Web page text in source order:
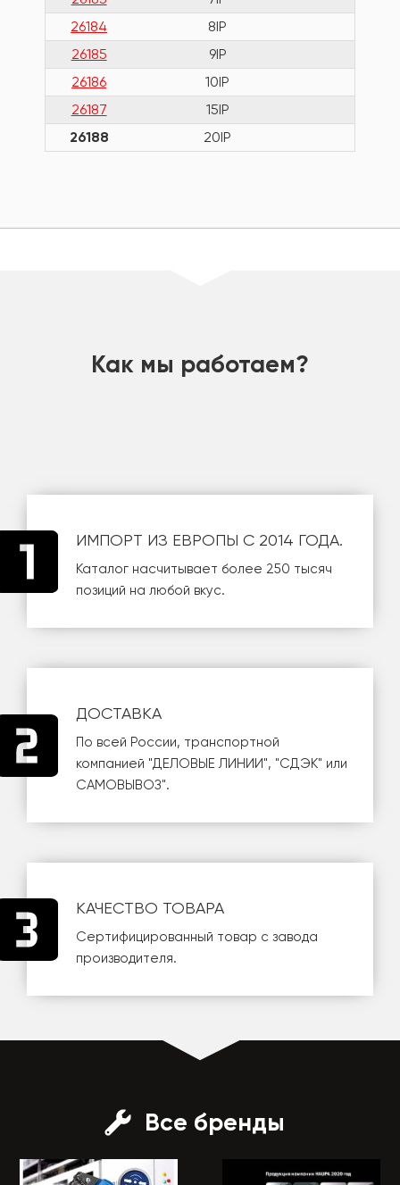
26184
8IP
26185
9IP
26186
10IP
26187
15IP
26188
20IP
Как мы работаем?
ИМПОРТ ИЗ ЕВРОПЫ С 2014 ГОДА.
Каталог насчитывает более 250 тысяч
позиций на любой вкус.
ДОСТАВКА
По всей России, транспортной
компанией "ДЕЛОВЫЕ ЛИНИИ", "СДЭК" или
САМОВЫВОЗ".
КАЧЕСТВО ТОВАРА
Сертифицированный товар с завода
производителя.
Все бренды